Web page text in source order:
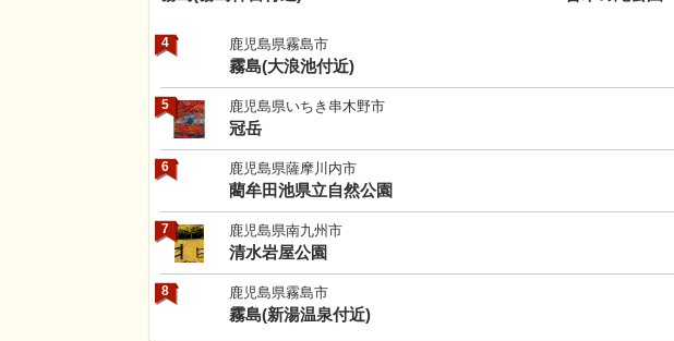
4 鹿児島県霧島市
霧島(大浪池付近)
5 鹿児島県いちき串木野市
冠岳
6 鹿児島県薩摩川内市
藺牟田池県立自然公園
7 鹿児島県南九州市
清水岩屋公園
8 鹿児島県霧島市
霧島(新湯温泉付近)